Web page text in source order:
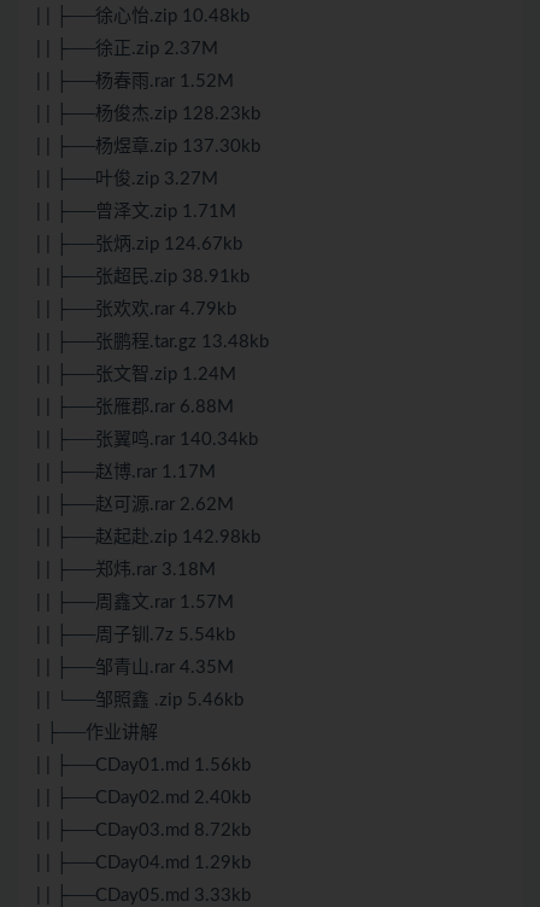
| | ├──徐心怡.zip 10.48kb
| | ├──徐正.zip 2.37M
| | ├──杨春雨.rar 1.52M
| | ├──杨俊杰.zip 128.23kb
| | ├──杨煜章.zip 137.30kb
| | ├──叶俊.zip 3.27M
| | ├──曾泽文.zip 1.71M
| | ├──张炳.zip 124.67kb
| | ├──张超民.zip 38.91kb
| | ├──张欢欢.rar 4.79kb
| | ├──张鹏程.tar.gz 13.48kb
| | ├──张文智.zip 1.24M
| | ├──张雁郡.rar 6.88M
| | ├──张翼鸣.rar 140.34kb
| | ├──赵博.rar 1.17M
| | ├──赵可源.rar 2.62M
| | ├──赵起赴.zip 142.98kb
| | ├──郑炜.rar 3.18M
| | ├──周鑫文.rar 1.57M
| | ├──周子钏.7z 5.54kb
| | ├──邹青山.rar 4.35M
| | └──邹照鑫 .zip 5.46kb
| ├──作业讲解
| | ├──CDay01.md 1.56kb
| | ├──CDay02.md 2.40kb
| | ├──CDay03.md 8.72kb
| | ├──CDay04.md 1.29kb
| | ├──CDay05.md 3.33kb